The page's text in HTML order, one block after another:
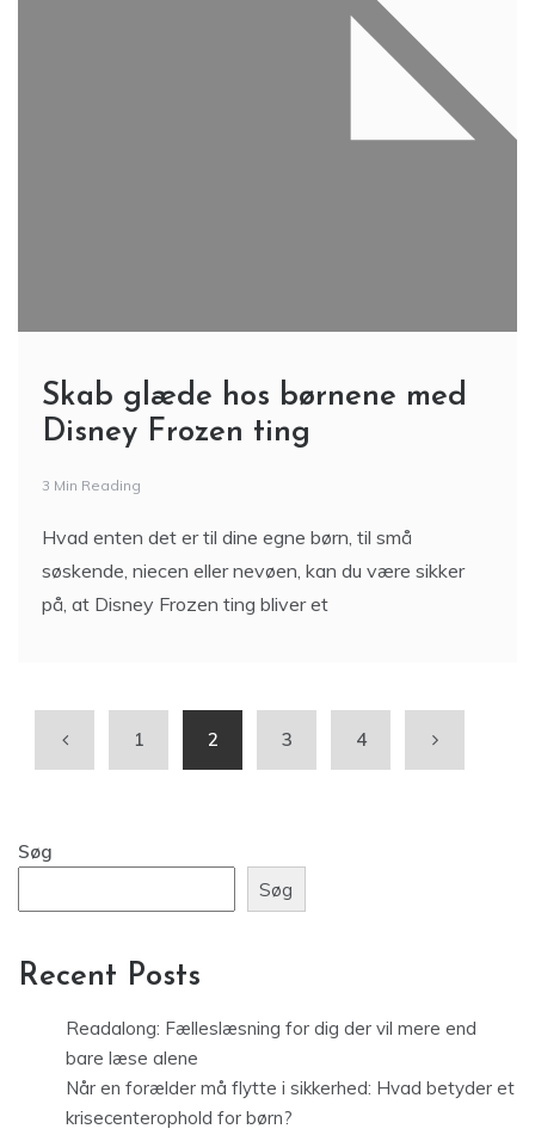
Skab glæde hos børnene med
Disney Frozen ting
3 Min Reading
Hvad enten det er til dine egne børn, til små
søskende, niecen eller nevøen, kan du være sikker
på, at Disney Frozen ting bliver et
1 2 3 4
Søg
Søg
Recent Posts
Readalong: Fælleslæsning for dig der vil mere end
bare læse alene
Når en forælder må flytte i sikkerhed: Hvad betyder et
krisecenterophold for børn?